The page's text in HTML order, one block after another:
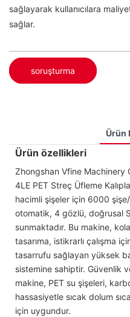
sağlayarak kullanıcılara
sağlar.
soruşturma
Ürün
Ürün özellikleri
Zhongshan Vfine Machinery
4LE PET Streç Üfleme
hacimli şişeler için 6000
otomatik, 4 gözlü, doğrusal
sunmaktadır. Bu makine,
tasarıma, istikrarlı çalışma
tasarrufu sağlayan yüksek
sistemine sahiptir. Güvenlik
makine, PET su şişeleri,
hassasiyetle sıcak dolum
için uygundur.